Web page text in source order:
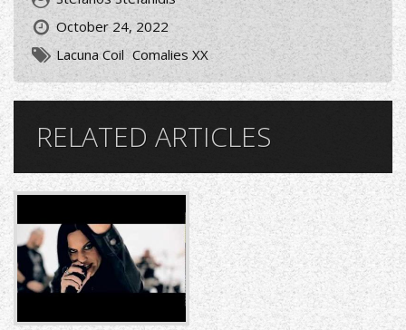
October 24, 2022
Lacuna Coil Comalies XX
RELATED ARTICLES